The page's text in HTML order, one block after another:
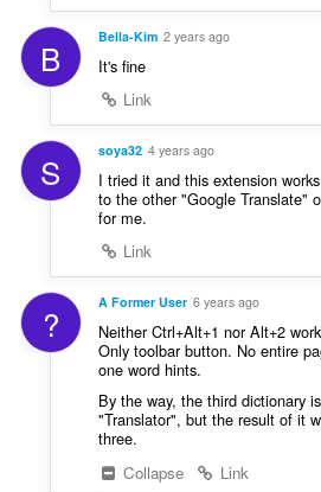
extension
can
store
amount
client-
side
data.
B Bella-Kim 2 years ago
It's fine
Link
S soya32 4 years ago
I tried it and this extension
to the other "Google Translate"
for me.
Link
? A Former User 6 years ago
Neither Ctrl+Alt+1 nor Alt+2
Only toolbar button. No entire
one word hints.
By the way, the third dictionary
"Translator", but the result of it
three.
Collapse
Link